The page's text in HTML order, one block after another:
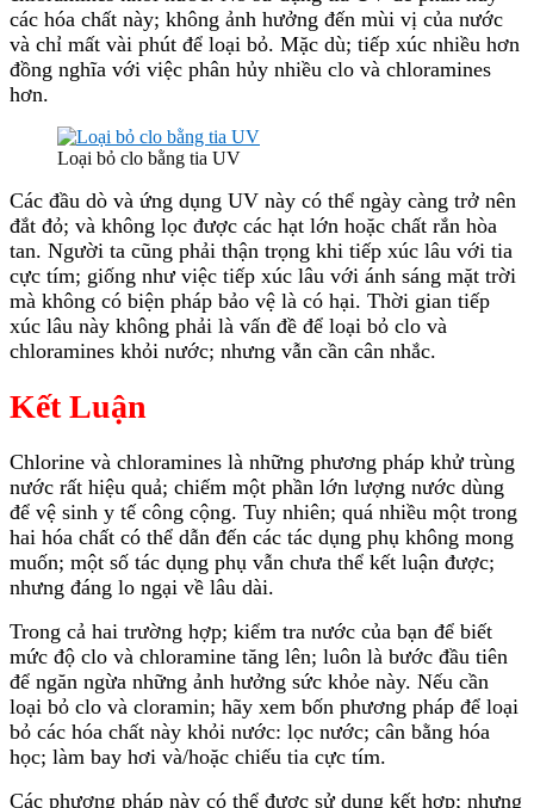
các hóa chất này; không ảnh hưởng đến mùi vị của nước
và chỉ mất vài phút để loại bỏ. Mặc dù; tiếp xúc nhiều hơn
đồng nghĩa với việc phân hủy nhiều clo và chloramines
hơn.
Loại bỏ clo bằng tia UV
Các đầu dò và ứng dụng UV này có thể ngày càng trở nên
đắt đỏ; và không lọc được các hạt lớn hoặc chất rắn hòa
tan. Người ta cũng phải thận trọng khi tiếp xúc lâu với tia
cực tím; giống như việc tiếp xúc lâu với ánh sáng mặt trời
mà không có biện pháp bảo vệ là có hại. Thời gian tiếp
xúc lâu này không phải là vấn đề để loại bỏ clo và
chloramines khỏi nước; nhưng vẫn cần cân nhắc.
Kết Luận
Chlorine và chloramines là những phương pháp khử trùng
nước rất hiệu quả; chiếm một phần lớn lượng nước dùng
để vệ sinh y tế công cộng. Tuy nhiên; quá nhiều một trong
hai hóa chất có thể dẫn đến các tác dụng phụ không mong
muốn; một số tác dụng phụ vẫn chưa thể kết luận được;
nhưng đáng lo ngại về lâu dài.
Trong cả hai trường hợp; kiểm tra nước của bạn để biết
mức độ clo và chloramine tăng lên; luôn là bước đầu tiên
để ngăn ngừa những ảnh hưởng sức khỏe này. Nếu cần
loại bỏ clo và cloramin; hãy xem bốn phương pháp để loại
bỏ các hóa chất này khỏi nước: lọc nước; cân bằng hóa
học; làm bay hơi và/hoặc chiếu tia cực tím.
Các phương pháp này có thể được sử dụng kết hợp; nhưng